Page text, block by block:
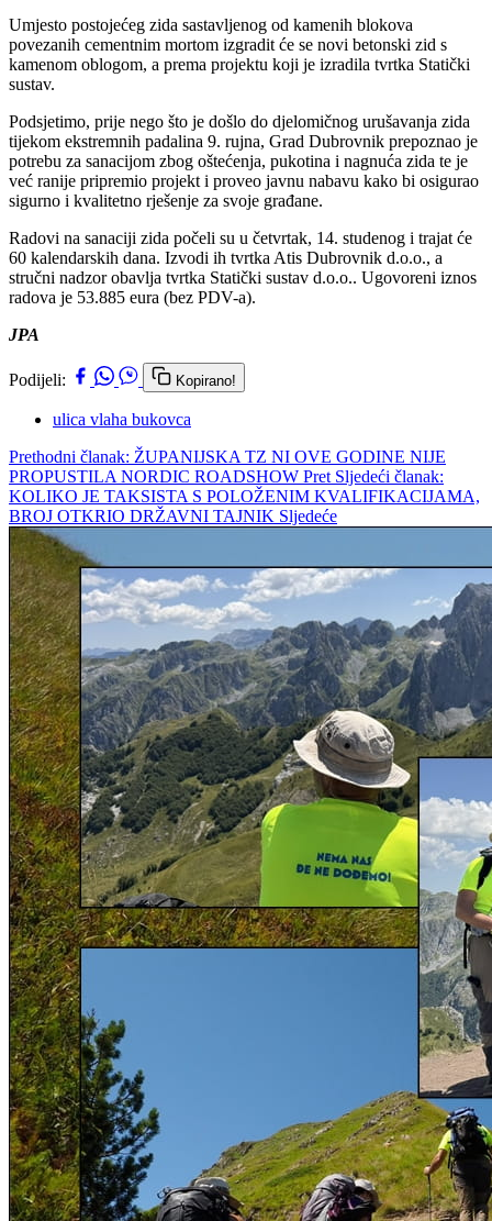
Umjesto postojećeg zida sastavljenog od kamenih blokova
povezanih cementnim mortom izgradit će se novi betonski zid s
kamenom oblogom, a prema projektu koji je izradila tvrtka Statički
sustav.
Podsjetimo, prije nego što je došlo do djelomičnog urušavanja zida
tijekom ekstremnih padalina 9. rujna, Grad Dubrovnik prepoznao je
potrebu za sanacijom zbog oštećenja, pukotina i nagnuća zida te je
već ranije pripremio projekt i proveo javnu nabavu kako bi osigurao
sigurno i kvalitetno rješenje za svoje građane.
Radovi na sanaciji zida počeli su u četvrtak, 14. studenog i trajat će
60 kalendarskih dana. Izvodi ih tvrtka Atis Dubrovnik d.o.o., a
stručni nadzor obavlja tvrtka Statički sustav d.o.o.. Ugovoreni iznos
radova je 53.885 eura (bez PDV-a).
JPA
Podijeli: Kopirano!
ulica vlaha bukovca
Prethodni članak: ŽUPANIJSKA TZ NI OVE GODINE NIJE
PROPUSTILA NORDIC ROADSHOW Pret Sljedeći članak:
KOLIKO JE TAKSISTA S POLOŽENIM KVALIFIKACIJAMA,
BROJ OTKRIO DRŽAVNI TAJNIK Sljedeće